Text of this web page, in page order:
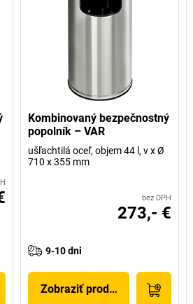
Kombinovaný bezpečnostný
popolník – VAR
ušľachtilá oceľ, objem 44 l, v x Ø
710 x 355 mm
bez DPH
273,- €
9-10 dni
Zobraziť produkt